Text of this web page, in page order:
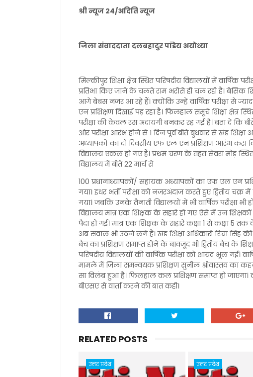
श्री न्यूज 24/अदिति न्यूज
जिला संवाददाता दलबहादुर पांडेय अयोध्या
मिल्कीपुर शिक्षा क्षेत्र स्थित परिषदीय विद्यालयों में वार्षिक
प्रतिभा किए जाने के चलते राम भरोसे ही चल रही है। बेसिक
आगे बेबस नजर आ रहे हैं। क्योंकि उन्हें वार्षिक परीक्षा से
एन प्रशिक्षण दिखाई पड़ रहा है। फिलहाल समूचे शिक्षा क्षेत्र
परीक्षा की केवल रस अदायगी बनकर रह गई है। बता दें कि बीते
ओर परीक्षा आरंभ होने से 1 दिन पूर्व बीते बुधवार से खंड शिक्षा
अध्यापकों का दो दिवसीय एफ एल एन प्रशिक्षण आरंभ करा
विद्यालय एकल हो गए हैं। प्रथम चरण के तहत सेवरा मोड़
विद्यालय में बीते 22 मार्च से
100 प्रधानाध्यापकों/ सहायक अध्यापकों का एफ एल एन
गया। इधर भर्ती परीक्षा को नजरअंदाज करते हुए द्वितीय चक्र
गया। जबकि उनके तैनाती विद्यालयों में भी वार्षिक परीक्षा
विद्यालय मात्र एक शिक्षक के सहारे हो गए ऐसे में उन
पैदा हो गई। मात्र एक शिक्षक के सहारे कक्षा 1 से कक्षा 5
अब सवाल भी उठने लगे हैं। खंड शिक्षा अधिकारी रिचा सिंह
बैच का प्रशिक्षण समाप्त होने के बावजूद भी द्वितीय बैच के
परिषदीय विद्यालयों की वार्षिक परीक्षा को शायद भूल गई।
मामले में जिला समन्वयक प्रशिक्षण सुनील श्रीवास्तव का
सा विलंब हुआ है। फिलहाल कल प्रशिक्षण समाप्त हो जाएगा।
बीएसए से वार्ता करने की बात कही।
RELATED POSTS
उत्तर प्रदेश उत्तर प्रदेश